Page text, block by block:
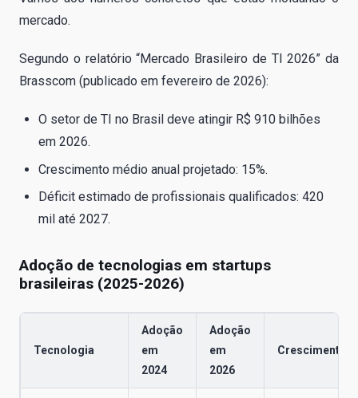
mercado.
Segundo o relatório “Mercado Brasileiro de TI 2026” da
Brasscom (publicado em fevereiro de 2026):
O setor de TI no Brasil deve atingir R$ 910 bilhões
em 2026.
Crescimento médio anual projetado: 15%.
Déficit estimado de profissionais qualificados: 420
mil até 2027.
Adoção de tecnologias em startups
brasileiras (2025-2026)
Tecnologia
Adoção
em
2024
Adoção
em
2026
Crescimento